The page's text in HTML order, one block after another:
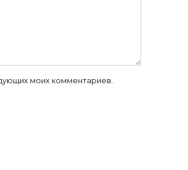
моих комментариев.